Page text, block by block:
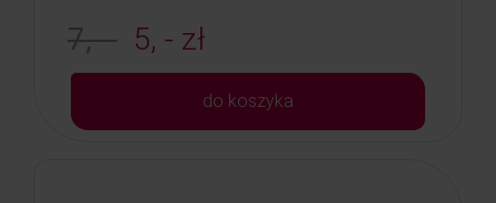
7, - 5, - zł
do koszyka